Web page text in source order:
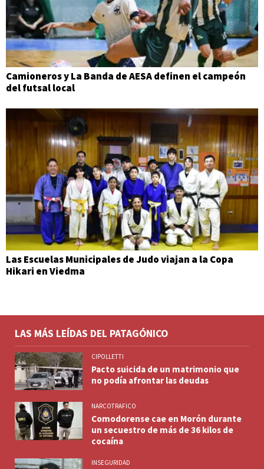
Camioneros y La Banda de AESA definen el campeón
del futsal local
Las Escuelas Municipales de Judo viajan a la Copa
Hikari en Viedma
LAS MÁS LEÍDAS DEL PATAGÓNICO
CIPOLLETTI
Pacto suicida de un matrimonio que
no podía afrontar las deudas
NARCOTRAFICO
Comodorense cae en Morón durante
un secuestro de más de 36 kilos de
cocaína
INSEGURIDAD